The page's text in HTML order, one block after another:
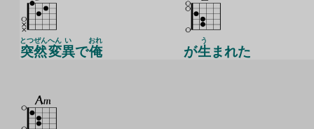
突然
とつぜん
変
へん
異
い
で俺
おれ
が生
う
まれた